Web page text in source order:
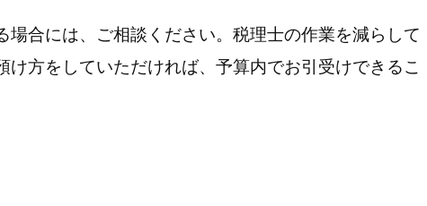
場合には、ご相談ください。税理士の作業を減らして
け方をしていただければ、予算内でお引受けできるこ